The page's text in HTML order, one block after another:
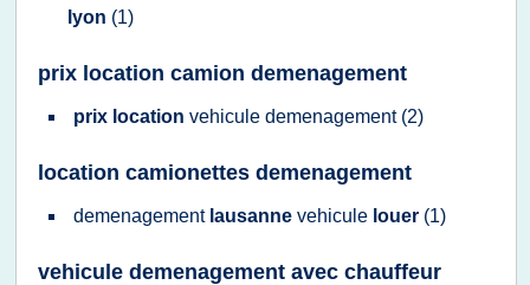
lyon (1)
prix location camion demenagement
prix location vehicule demenagement (2)
location camionettes demenagement
demenagement lausanne vehicule louer (1)
vehicule demenagement avec chauffeur